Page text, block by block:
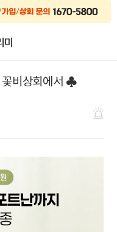
미
비상회에서 ♣